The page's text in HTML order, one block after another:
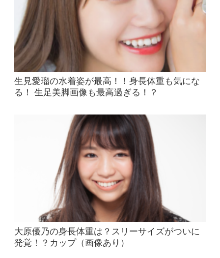
生見愛瑠の水着姿が最高！！身長体重も気にな
る！ 生足美脚画像も最高過ぎる！？
大原優乃の身長体重は？スリーサイズがついに
発覚！？カップ（画像あり）